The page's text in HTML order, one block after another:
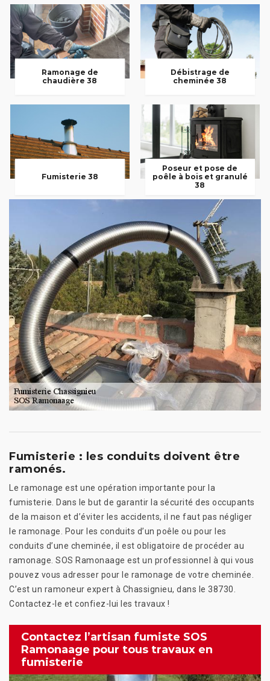
Ramonage de
chaudière 38
Débistrage de
cheminée 38
Fumisterie 38
Poseur et pose de
poêle à bois et granulé
38
Fumisterie : les conduits doivent être
ramonés.
Le ramonage est une opération importante pour la
fumisterie. Dans le but de garantir la sécurité des occupants
de la maison et d’éviter les accidents, il ne faut pas négliger
le ramonage. Pour les conduits d’un poêle ou pour les
conduits d’une cheminée, il est obligatoire de procéder au
ramonage. SOS Ramonaage est un professionnel à qui vous
pouvez vous adresser pour le ramonage de votre cheminée.
C’est un ramoneur expert à Chassignieu, dans le 38730.
Contactez-le et confiez-lui les travaux !
Contactez l’artisan fumiste SOS
Ramonaage pour tous travaux en
fumisterie